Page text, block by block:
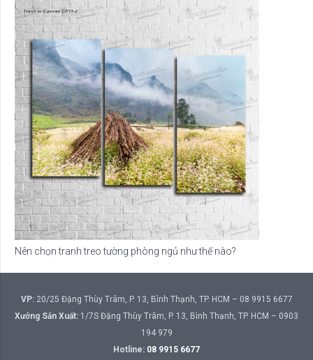
Nên chọn tranh treo tường phòng ngủ như thế nào?
VP:20/25 Đặng Thùy Trâm, P. 13, Bình Thạnh, TP. HCM – 08 9915 6677
Xưởng Sản Xuất: 1/7S Đặng Thùy Trâm, P. 13, Bình Thạnh, TP. HCM – 0903
194 979
Hotline: 08 9915 6677